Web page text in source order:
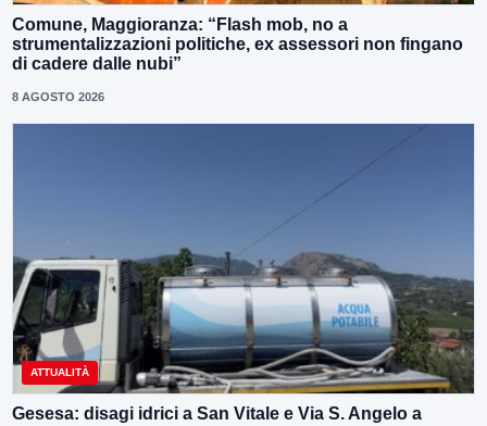
Comune, Maggioranza: “Flash mob, no a
strumentalizzazioni politiche, ex assessori non fingano
di cadere dalle nubi”
8 AGOSTO 2026
ATTUALITÀ
Gesesa: disagi idrici a San Vitale e Via S. Angelo a